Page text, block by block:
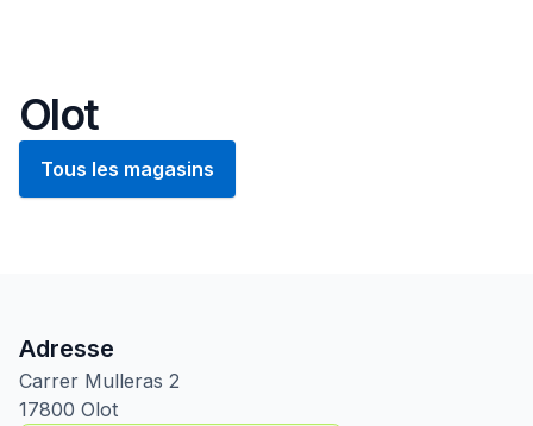
Olot
Tous les magasins
Adresse
Carrer Mulleras 2
17800 Olot